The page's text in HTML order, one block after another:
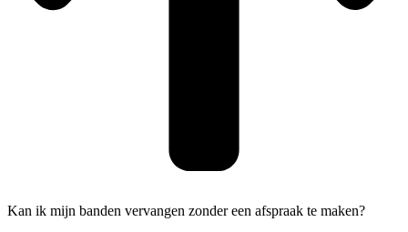
Kan ik mijn banden vervangen zonder een afspraak te maken?